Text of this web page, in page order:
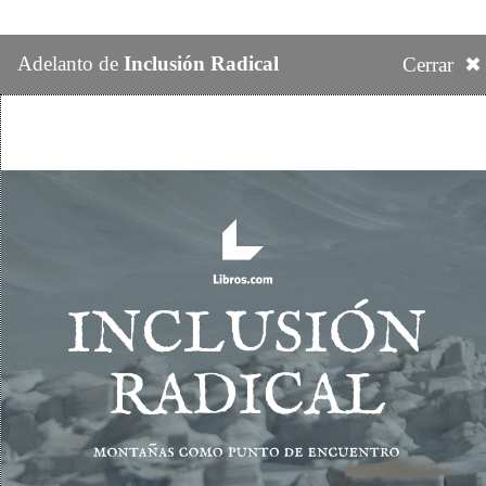
Adelanto de Inclusión Radical Cerrar ✖